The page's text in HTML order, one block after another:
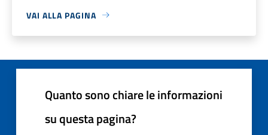
VAI ALLA PAGINA
Quanto sono chiare le informazioni
su questa pagina?